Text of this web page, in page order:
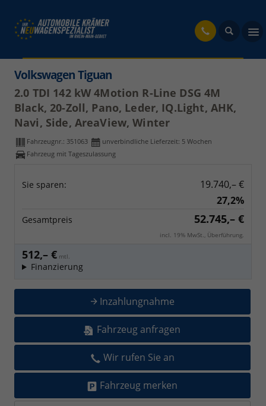
Volkswagen Tiguan
2.0 TDI 142 kW 4Motion R-Line DSG 4M
Black, 20-Zoll, Pano, Leder, IQ.Light, AHK,
Navi, Side, AreaView, Winter
Fahrzeugnr.: 351063 unverbindliche Lieferzeit: 5 Wochen
Fahrzeug mit Tageszulassung
Sie sparen:
19.740,– €
27,2%
Gesamtpreis 52.745,– €
incl. 19% MwSt., Überführung.
512,– € mtl.
Finanzierung
Inzahlungnahme
Fahrzeug anfragen
Wir rufen Sie an
Fahrzeug merken